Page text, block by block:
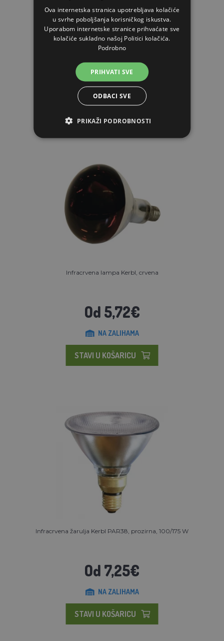
Infracrvena lampa Artas, kabel 5 m
19,49€
NA ZALIHAMA
STAVI U KOŠARICU
Infracrvena lampa Kerbl, crvena
Od 5,72€
NA ZALIHAMA
STAVI U KOŠARICU
Infracrvena žarulja Kerbl PAR38, prozirna, 100/175 W
Od 7,25€
NA ZALIHAMA
STAVI U KOŠARICU
Ova internetska stranica upotrebljava kolačiće
u svrhe poboljšanja korisničkog iskustva.
Uporabom internetske stranice prihvaćate sve
kolačiće sukladno našoj Politici kolačića.
Podrobno
PRIHVATI SVE
ODBACI SVE
PRIKAŽI PODROBNOSTI